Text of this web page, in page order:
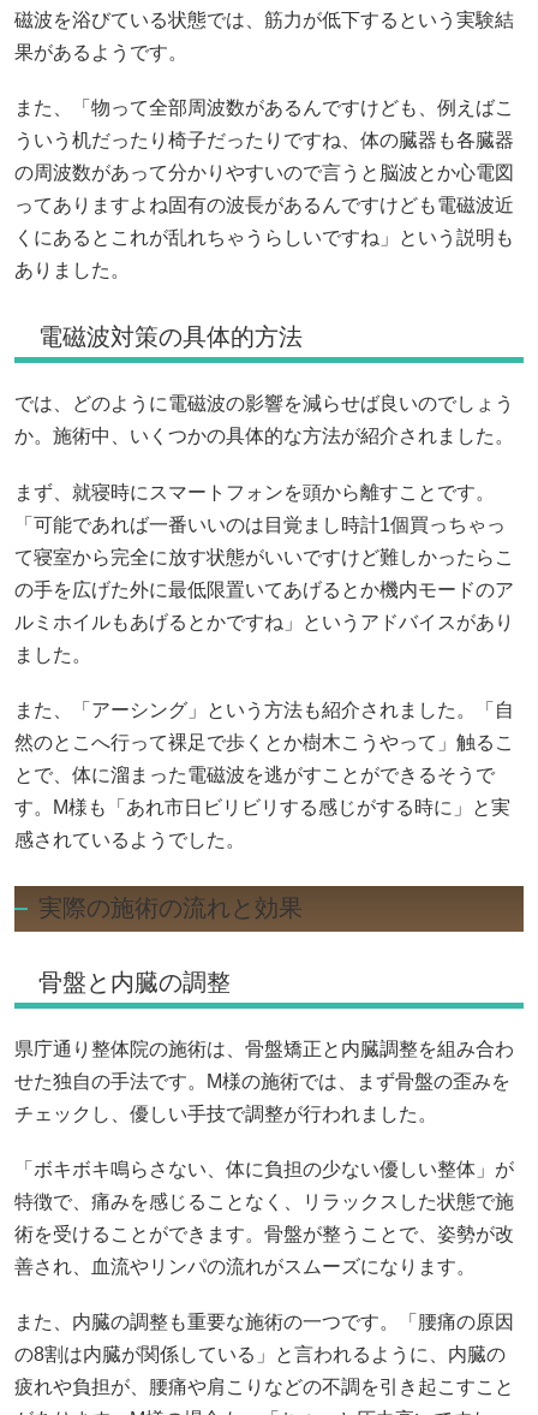
磁波を浴びている状態では、筋力が低下するという実験結
果があるようです。
また、「物って全部周波数があるんですけども、例えばこ
ういう机だったり椅子だったりですね、体の臓器も各臓器
の周波数があって分かりやすいので言うと脳波とか心電図
ってありますよね固有の波長があるんですけども電磁波近
くにあるとこれが乱れちゃうらしいですね」という説明も
ありました。
電磁波対策の具体的方法
では、どのように電磁波の影響を減らせば良いのでしょう
か。施術中、いくつかの具体的な方法が紹介されました。
まず、就寝時にスマートフォンを頭から離すことです。
「可能であれば一番いいのは目覚まし時計1個買っちゃっ
て寝室から完全に放す状態がいいですけど難しかったらこ
の手を広げた外に最低限置いてあげるとか機内モードのア
ルミホイルもあげるとかですね」というアドバイスがあり
ました。
また、「アーシング」という方法も紹介されました。「自
然のとこへ行って裸足で歩くとか樹木こうやって」触るこ
とで、体に溜まった電磁波を逃がすことができるそうで
す。M様も「あれ市日ビリビリする感じがする時に」と実
感されているようでした。
実際の施術の流れと効果
骨盤と内臓の調整
県庁通り整体院の施術は、骨盤矯正と内臓調整を組み合わ
せた独自の手法です。M様の施術では、まず骨盤の歪みを
チェックし、優しい手技で調整が行われました。
「ボキボキ鳴らさない、体に負担の少ない優しい整体」が
特徴で、痛みを感じることなく、リラックスした状態で施
術を受けることができます。骨盤が整うことで、姿勢が改
善され、血流やリンパの流れがスムーズになります。
また、内臓の調整も重要な施術の一つです。「腰痛の原因
の8割は内臓が関係している」と言われるように、内臓の
疲れや負担が、腰痛や肩こりなどの不調を引き起こすこと